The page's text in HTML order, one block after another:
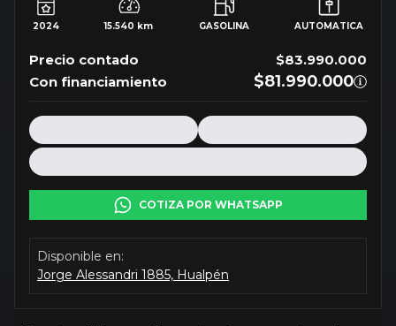
2024 15.540 km GASOLINA AUTOMATICA
Precio contado
$83.990.000
Con financiamiento
$81.990.000
COTIZA POR WHATSAPP
Disponible en:
Jorge Alessandri 1885, Hualpén